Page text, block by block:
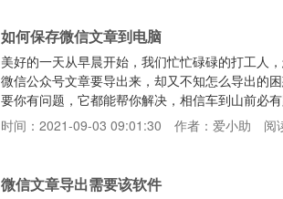
如何保存微信文章到电脑
美好的一天从早晨开始，我们忙忙碌碌的打工人
微信公众号文章要导出来，却又不知怎么导出的
要你有问题，它都能帮你解决，相信车到山前必
介绍一下软件功能：可以一键搜索采集文章，也
件办不到！功能一：可以导出任意格式Excel、
时间：2021-09-03 09:01:30 作者：爱小助 阅
微信文章导出需要该软件